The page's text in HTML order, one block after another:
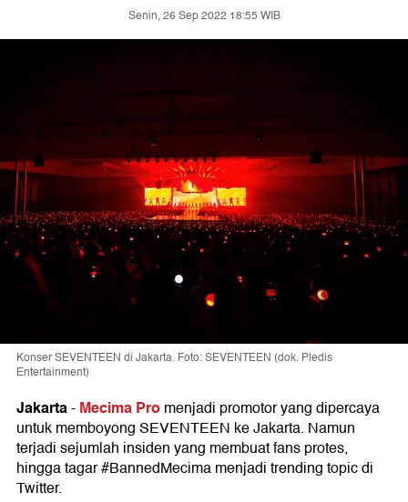
Senin, 26 Sep 2022 18:55 WIB
Konser SEVENTEEN di Jakarta. Foto: SEVENTEEN (dok. Pledis
Entertainment)
Jakarta-Mecima Promenjadi promotor yang dipercaya
untuk memboyong SEVENTEEN ke Jakarta. Namun
terjadi sejumlah insiden yang membuat fans protes,
hingga tagar #BannedMecima menjadi trending topic di
Twitter.